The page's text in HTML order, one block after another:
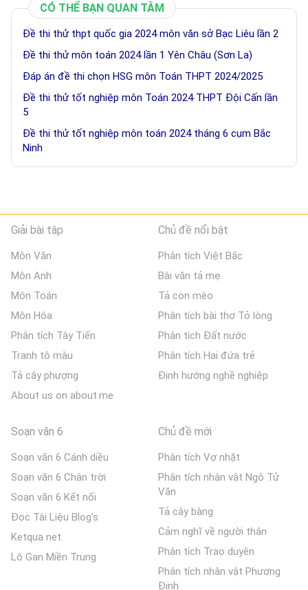
CÓ THỂ BẠN QUAN TÂM
Đề thi thử thpt quốc gia 2024 môn văn sở Bạc Liêu lần 2
Đề thi thử môn toán 2024 lần 1 Yên Châu (Sơn La)
Đáp án đề thi chọn HSG môn Toán THPT 2024/2025
Đề thi thử tốt nghiệp môn Toán 2024 THPT Đội Cấn lần
5
Đề thi thử tốt nghiệp môn toán 2024 tháng 6 cụm Bắc
Ninh
Giải bài tập
Môn Văn
Môn Anh
Môn Toán
Môn Hóa
Phân tích Tây Tiến
Tranh tô màu
Tả cây phượng
About us on about.me
Chủ đề nổi bật
Phân tích Việt Bắc
Bài văn tả mẹ
Tả con mèo
Phân tích bài thơ Tỏ lòng
Phân tích Đất nước
Phân tích Hai đứa trẻ
Định hướng nghề nghiệp
Soạn văn 6
Soạn văn 6 Cánh diều
Soạn văn 6 Chân trời
Soạn văn 6 Kết nối
Đọc Tài Liệu Blog's
Ketqua net
Lô Gan Miền Trung
Chủ đề mới
Phân tích Vợ nhặt
Phân tích nhân vật Ngô Tử
Văn
Tả cây bàng
Cảm nghĩ về người thân
Phân tích Trao duyên
Phân tích nhân vật Phương
Định